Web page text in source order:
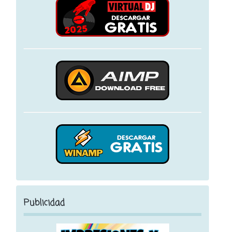
Publicidad